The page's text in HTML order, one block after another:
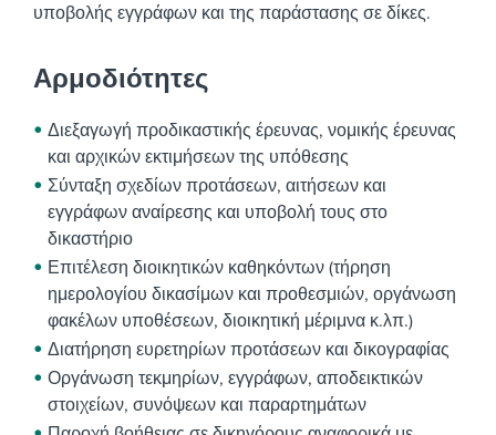
υποβολής εγγράφων και της παράστασης σε δίκες.
Αρμοδιότητες
Διεξαγωγή προδικαστικής έρευνας, νομικής έρευνας
και αρχικών εκτιμήσεων της υπόθεσης
Σύνταξη σχεδίων προτάσεων, αιτήσεων και
εγγράφων αναίρεσης και υποβολή τους στο
δικαστήριο
Επιτέλεση διοικητικών καθηκόντων (τήρηση
ημερολογίου δικασίμων και προθεσμιών, οργάνωση
φακέλων υποθέσεων, διοικητική μέριμνα κ.λπ.)
Διατήρηση ευρετηρίων προτάσεων και δικογραφίας
Οργάνωση τεκμηρίων, εγγράφων, αποδεικτικών
στοιχείων, συνόψεων και παραρτημάτων